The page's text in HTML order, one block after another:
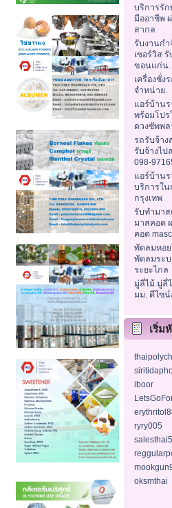
บริการรั
มืออาชีพ
สากล
รับงานก
เซอร์วิส
ขอนแก่น.
เครื่องชั่ง
จำหน่าย.
แอร์บ้าน
พร้อมโป
ดวงซัพพล
รถรับจ้าง
รับจ้างไป
098-
แอร์บ้าน
บริการใน
กรุงเทพ
รับทำมาส
มาสคอต
คอต
พัดลมหอย
พัดลมระ
ระยะไกล
มู่ลี่ไม้ มู่ลี่
มม. ดีไซน์
เริ่ม
iboor
ryry005
oksmthai